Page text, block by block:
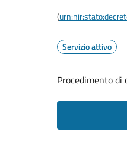
(
Servizio attivo
Procedimento